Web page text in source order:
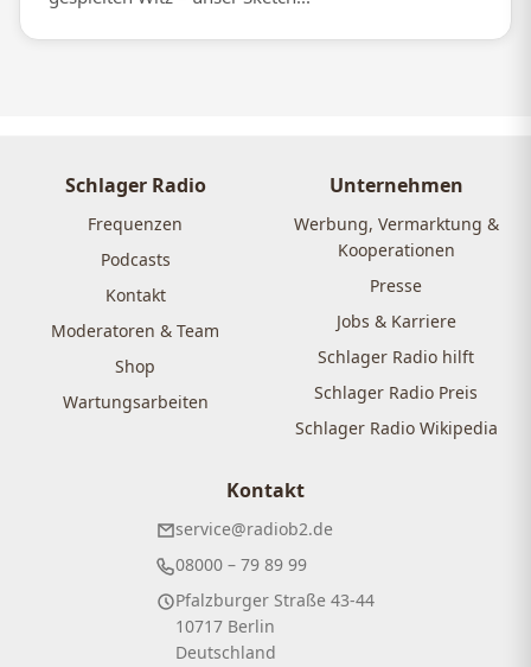
Schlager Radio
Frequenzen
Podcasts
Kontakt
Moderatoren & Team
Shop
Wartungsarbeiten
Unternehmen
Werbung, Vermarktung &
Kooperationen
Presse
Jobs & Karriere
Schlager Radio hilft
Schlager Radio Preis
Schlager Radio Wikipedia
Kontakt
service@radiob2.de
08000 – 79 89 99
Pfalzburger Straße 43-44
10717 Berlin
Deutschland